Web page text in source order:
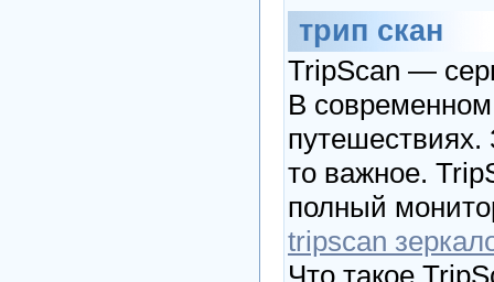
трип скан
TripScan —
В
то важное.
полный
tripscan
Что такое